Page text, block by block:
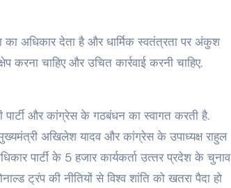
का अधिकार देता है और धार्मिक स्‍वतंत्रता पर अंकुश
चाहिए और उचित कार्रवाई करनी चाहिए.
पार्टी और कांग्रेस के गठबंधन का स्‍वागत करती है.
अखिलेश यादव और कांग्रेस के उपाध्‍यक्ष राहुल
पार्टी के 5 हजार कार्यकर्ता उत्‍तर प्रदेश के चुनाव
ट्रंप की नीतियों से विश्‍व शांति को खतरा पैदा हो